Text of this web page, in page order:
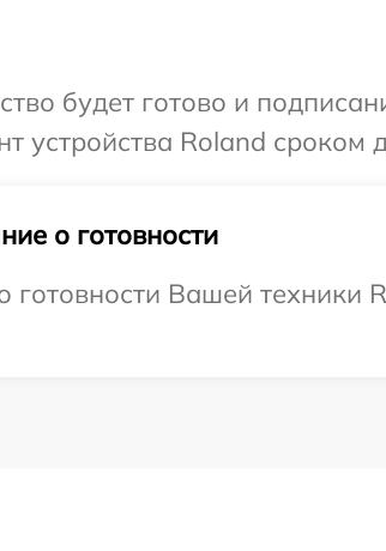
будет готово и
устройства Roland сроком
о готовности
Вашей техники